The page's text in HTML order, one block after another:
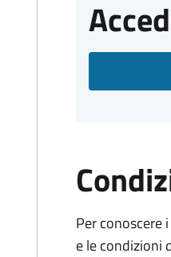
Per conoscere
e le condizioni